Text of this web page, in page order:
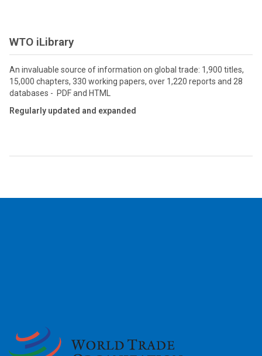
WTO iLibrary
An invaluable source of information on global trade: 1,900 titles,
15,000 chapters, 330 working papers, over 1,220 reports and 28
databases - PDF and HTML
Regularly updated and expanded